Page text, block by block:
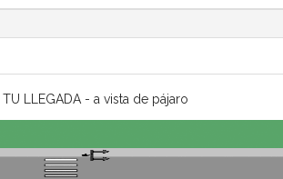
TU LLEGADA - a vista de pájaro